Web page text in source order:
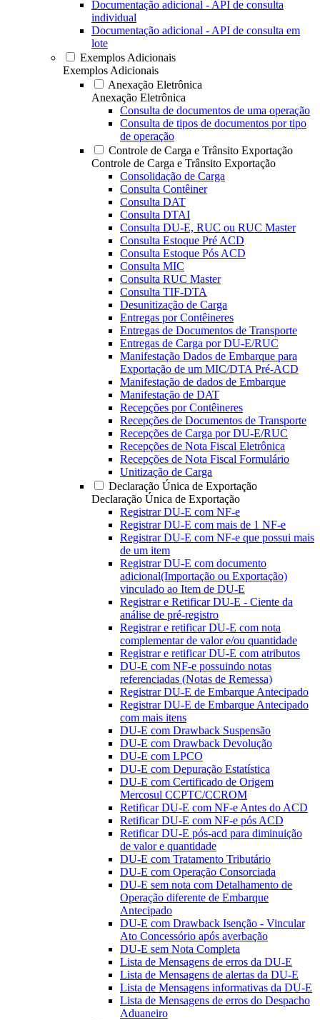
Documentação adicional - API de consulta
individual
Documentação adicional - API de consulta em
lote
Exemplos Adicionais
Exemplos Adicionais
Anexação Eletrônica
Anexação Eletrônica
Consulta de documentos de uma operação
Consulta de tipos de documentos por tipo
de operação
Controle de Carga e Trânsito Exportação
Controle de Carga e Trânsito Exportação
Consolidação de Carga
Consulta Contêiner
Consulta DAT
Consulta DTAI
Consulta DU-E, RUC ou RUC Master
Consulta Estoque Pré ACD
Consulta Estoque Pós ACD
Consulta MIC
Consulta RUC Master
Consulta TIF-DTA
Desunitização de Carga
Entregas por Contêineres
Entregas de Documentos de Transporte
Entregas de Carga por DU-E/RUC
Manifestação Dados de Embarque para
Exportação de um MIC/DTA Pré-ACD
Manifestação de dados de Embarque
Manifestação de DAT
Recepções por Contêineres
Recepções de Documentos de Transporte
Recepções de Carga por DU-E/RUC
Recepções de Nota Fiscal Eletrônica
Recepções de Nota Fiscal Formulário
Unitização de Carga
Declaração Única de Exportação
Declaração Única de Exportação
Registrar DU-E com NF-e
Registrar DU-E com mais de 1 NF-e
Registrar DU-E com NF-e que possui mais
de um item
Registrar DU-E com documento
adicional(Importação ou Exportação)
vinculado ao Item de DU-E
Registrar e Retificar DU-E - Ciente da
análise de pré-registro
Registrar e retificar DU-E com nota
complementar de valor e/ou quantidade
Registrar e retificar DU-E com atributos
DU-E com NF-e possuindo notas
referenciadas (Notas de Remessa)
Registrar DU-E de Embarque Antecipado
Registrar DU-E de Embarque Antecipado
com mais itens
DU-E com Drawback Suspensão
DU-E com Drawback Devolução
DU-E com LPCO
DU-E com Depuração Estatística
DU-E com Certificado de Origem
Mercosul CCPTC/CCROM
Retificar DU-E com NF-e Antes do ACD
Retificar DU-E com NF-e pós ACD
Retificar DU-E pós-acd para diminuição
de valor e quantidade
DU-E com Tratamento Tributário
DU-E com Operação Consorciada
DU-E sem nota com Detalhamento de
Operação diferente de Embarque
Antecipado
DU-E com Drawback Isenção - Vincular
Ato Concessório após averbação
DU-E sem Nota Completa
Lista de Mensagens de erros da DU-E
Lista de Mensagens de alertas da DU-E
Lista de Mensagens informativas da DU-E
Lista de Mensagens de erros do Despacho
Aduaneiro